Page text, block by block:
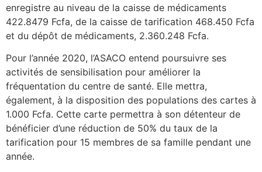
enregistre au niveau de la caisse de médicaments
422.8479 Fcfa, de la caisse de tarification 468.450 Fcfa
et du dépôt de médicaments, 2.360.248 Fcfa.
Pour l’année 2020, l’ASACO entend poursuivre ses
activités de sensibilisation pour améliorer la
fréquentation du centre de santé. Elle mettra,
également, à la disposition des populations des cartes à
1.000 Fcfa. Cette carte permettra à son détenteur de
bénéficier d’une réduction de 50% du taux de la
tarification pour 15 membres de sa famille pendant une
année.